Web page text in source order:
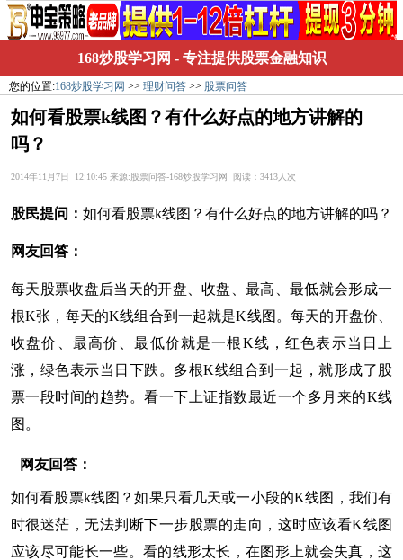
168炒股学习网 - 专注提供股票金融知识
您的位置:168炒股学习网 >> 理财问答 >> 股票问答
如何看股票k线图？有什么好点的地方讲解的
吗？
2014年11月7日 12:10:45 来源:股票问答-168炒股学习网 阅读：3413人次
股民提问： 如何看股票k线图？有什么好点的地方讲解的吗？
网友回答：
每天股票收盘后当天的开盘、收盘、最高、最低就会形成一
根K张，每天的K线组合到一起就是K线图。每天的开盘价、
收盘价、最高价、最低价就是一根K线，红色表示当日上
涨，绿色表示当日下跌。多根K线组合到一起，就形成了股
票一段时间的趋势。看一下上证指数最近一个多月来的K线
图。
网友回答：
如何看股票k线图？如果只看几天或一小段的K线图，我们有
时很迷茫，无法判断下一步股票的走向，这时应该看K线图
应该尽可能长一些。看的线形太长，在图形上就会失真，这